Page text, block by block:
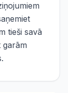
tieši savā
garām